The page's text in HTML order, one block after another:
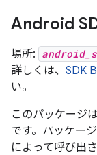
Android
場所:
詳しくは、 SDK
い。
このパッケージ
です。パッケー
によって呼び出